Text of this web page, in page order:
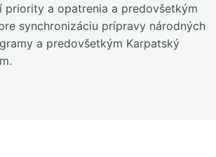
priority a opatrenia a predovšetkým
synchronizáciu prípravy národných
a predovšetkým Karpatský